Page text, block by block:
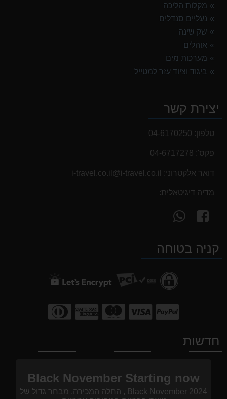
מנשא לתינוק לטיולים OSPERY POCO LT
999.00 ₪
מקלות הליכה
נעליים סנדלים
שק שינה
אוהלים
מערכות מים
ביגוד וציוד עזר למטייל
יצירת קשר
טלפון: 04-6170250
פקס': 04-6717278
דואר אלקטרוני: i-travel.co.il@i-travel.co.il
מדיה דיגיטאלית:
עקוב
אחרינו
facebook
WhatsAppקניה בטוחה
חדשות
Black November Starting now
Black November 2024 , החלה המכירה, מבחר גדול של